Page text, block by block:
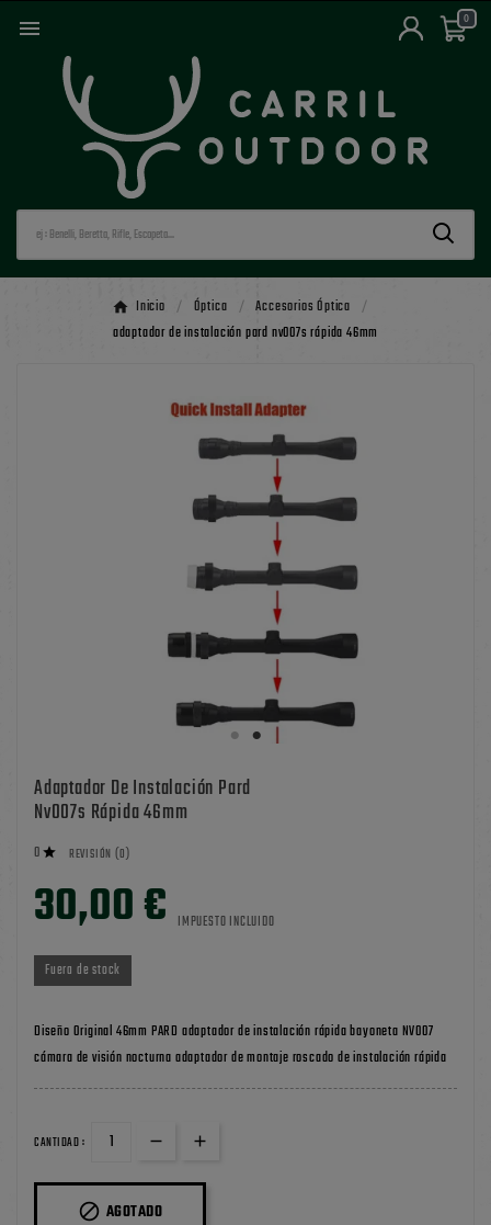
 0
Inicio Óptica
Accesorios Óptica
adaptador de instalación pard nv007s rápida 46mm
Adaptador De Instalación Pard
Nv007s Rápida 46mm
0  REVISIÓN (0)
30,00 € IMPUESTO INCLUIDO
Fuera de stock
Diseño Original 46mm PARD adaptador de instalación rápida bayoneta NV007
cámara de visión nocturna adaptador de montaje roscado de instalación rápida
CANTIDAD :
 AGOTADO